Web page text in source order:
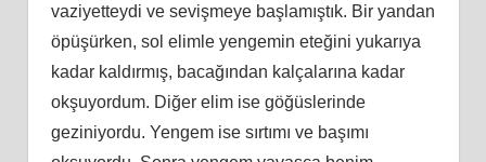
vaziyetteydi ve sevişmeye başlamıştık. Bir yandan
öpüşürken, sol elimle yengemin eteğini yukarıya
kadar kaldırmış, bacağından kalçalarına kadar
okşuyordum. Diğer elim ise göğüslerinde
geziniyordu. Yengem ise sırtımı ve başımı